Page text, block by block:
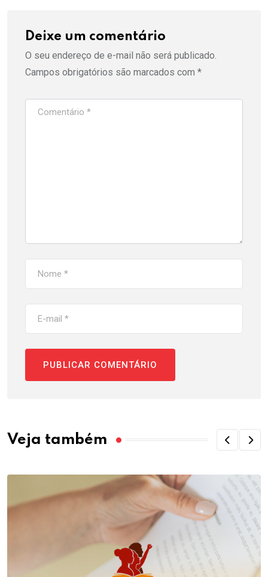
Deixe um comentário
O seu endereço de e-mail não será publicado.
Campos obrigatórios são marcados com *
Veja também